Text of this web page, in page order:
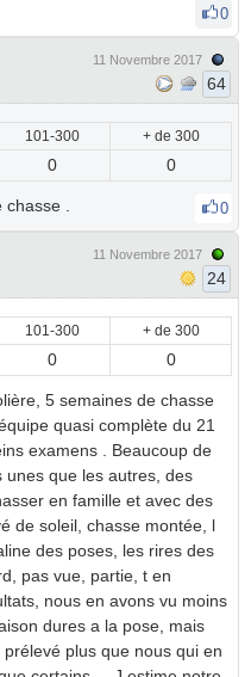
0
11 Novembre 2017
64
101-300 + de 300
0 0
. 0
11 Novembre 2017
24
101-300 + de 300
0 0
5 semaines de chasse
quasi complète du 21
examens . Beaucoup de
unes que les autres, des
en famille et avec des
de soleil, chasse montée, l
des poses, les rires des
pas vue, partie, t en
nous en avons vu moins
dures a la pose, mais
plus que nous qui en